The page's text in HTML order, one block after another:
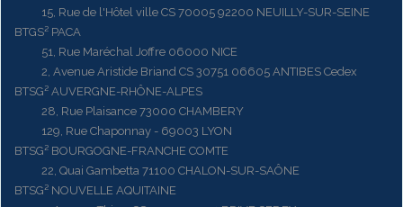
15, Rue de l'Hôtel ville CS 70005 92200 NEUILLY-SUR-SEINE
BTGS² PACA
51, Rue Maréchal Joffre 06000 NICE
2, Avenue Aristide Briand CS 30751 06605 ANTIBES Cedex
BTSG² AUVERGNE-RHÔNE-ALPES
28, Rue Plaisance 73000 CHAMBERY
129, Rue Chaponnay - 69003 LYON
BTSG² BOURGOGNE-FRANCHE COMTE
22, Quai Gambetta 71100 CHALON-SUR-SAÔNE
BTSG² NOUVELLE AQUITAINE